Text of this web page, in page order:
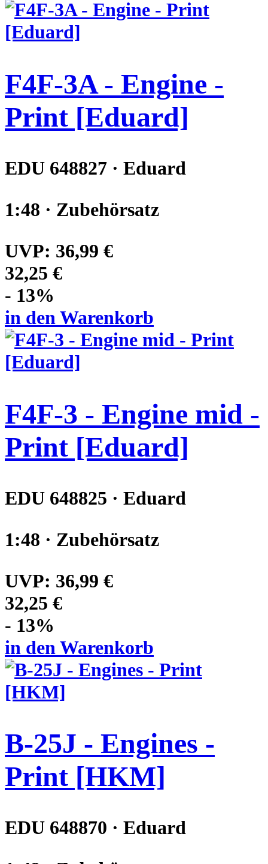
F4F-3A - Engine -
Print [Eduard]
EDU 648827 · Eduard
1:48 · Zubehörsatz
UVP: 36,99 €
32,25 €
- 13%
in den Warenkorb
F4F-3 - Engine mid -
Print [Eduard]
EDU 648825 · Eduard
1:48 · Zubehörsatz
UVP: 36,99 €
32,25 €
- 13%
in den Warenkorb
B-25J - Engines -
Print [HKM]
EDU 648870 · Eduard